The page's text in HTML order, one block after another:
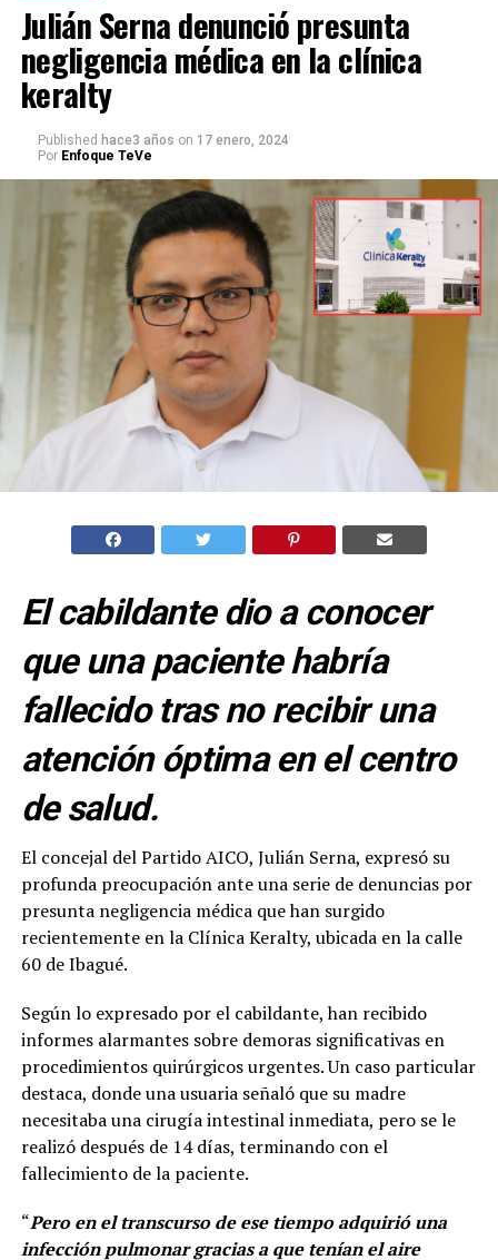
Julián Serna denunció presunta
negligencia médica en la clínica
keralty
Published hace3 años on 17 enero, 2024
Por Enfoque TeVe
El cabildante dio a conocer
que una paciente habría
fallecido tras no recibir una
atención óptima en el centro
de salud.
El concejal del Partido AICO, Julián Serna, expresó su
profunda preocupación ante una serie de denuncias por
presunta negligencia médica que han surgido
recientemente en la Clínica Keralty, ubicada en la calle
60 de Ibagué.
Según lo expresado por el cabildante, han recibido
informes alarmantes sobre demoras significativas en
procedimientos quirúrgicos urgentes. Un caso particular
destaca, donde una usuaria señaló que su madre
necesitaba una cirugía intestinal inmediata, pero se le
realizó después de 14 días, terminando con el
fallecimiento de la paciente.
“Pero en el transcurso de ese tiempo adquirió una
infección pulmonar gracias a que tenían el aire